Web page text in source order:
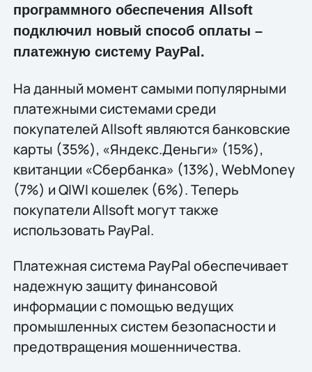
программного обеспечения Allsoft
подключил новый способ оплаты –
платежную систему PayPal.
На данный момент самыми популярными
платежными системами среди
покупателей Allsoft являются банковские
карты (35%), «Яндекс.Деньги» (15%),
квитанции «Сбербанка» (13%), WebMoney
(7%) и QIWI кошелек (6%). Теперь
покупатели Allsoft могут также
использовать PayPal.
Платежная система PayPal обеспечивает
надежную защиту финансовой
информации с помощью ведущих
промышленных систем безопасности и
предотвращения мошенничества.